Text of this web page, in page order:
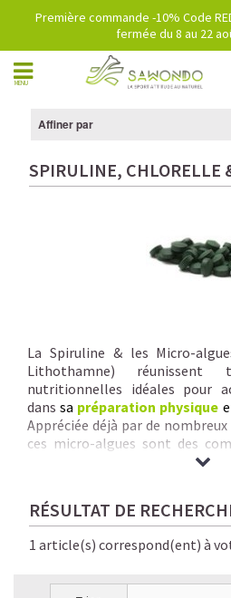
Première commande -10% Code
fermée du 8 au 22
MENU
Affiner par
SPIRULINE, CHLORELLE
La Spiruline & les Micro-
Lithothamne)
nutritionnelles idéales pour
dans sa préparation physique
Appréciée déjà par de
ces micro-algues sont des
naturels, sains,
Nous vous garantissons
qualité inégalée :origine +
savoir-faire rigoureux
température + absence de
RÉSULTAT DE
1 article(s) correspond(ent) à